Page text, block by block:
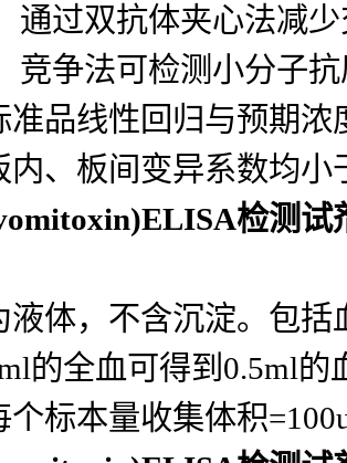
不同试剂盒的检测浓
盒为10.2–2500 ng/
检出限（LOD）和定
Z低值。 （可检测低
通过双抗体夹心法减
竞争法可检测小分子
准品线性回归与预期浓
内、板间变异系数均小
检测试